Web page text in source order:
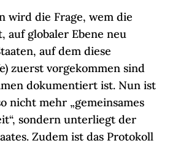
wird die Frage, wem die
auf globaler Ebene neu
auf dem diese
zuerst vorgekommen sind
dokumentiert ist. Nun ist
nicht mehr „gemeinsames
sondern unterliegt der
Zudem ist das Protokoll